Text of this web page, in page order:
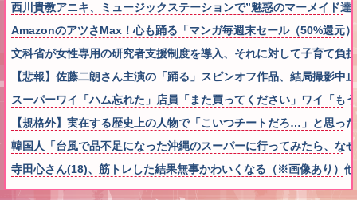
西川貴教アニキ、ミュージックステーションで”魅惑のマーメイド
AmazonのアツさMax！心も踊る「マンガ毎週末セール（50%還元
文科省が女性専用の研究者支援制度を導入、それに対して子育て
【悲報】佐藤二朗さん主演の「踊る」スピンオフ作品、結局撮影
スーパーワイ「ハム忘れた」店員「また買ってください」ワイ「
【規格外】実在する歴史上の人物で「こいつチートだろ…」と思っ
韓国人「台風で品不足になった沖縄のスーパーに行ってみたら、な
寺田心さん(18)、筋トレした結果無事かわいくなる（※画像あり）他